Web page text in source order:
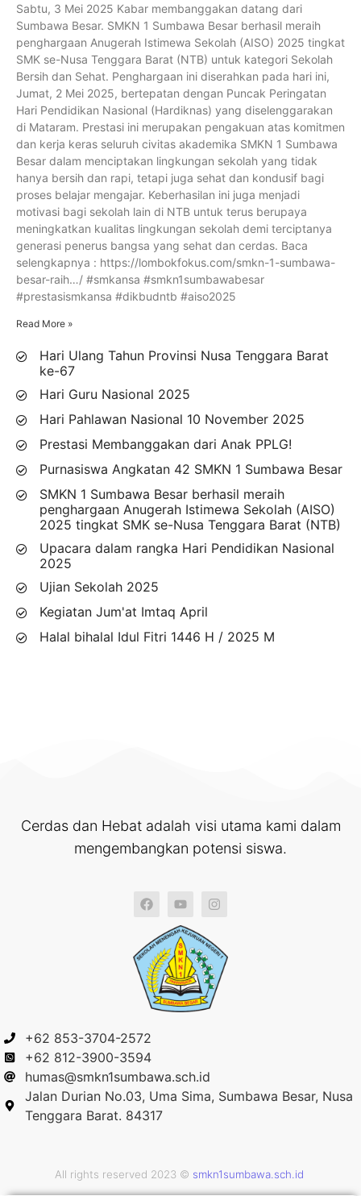
Sabtu, 3 Mei 2025 Kabar membanggakan datang dari
Sumbawa Besar. SMKN 1 Sumbawa Besar berhasil meraih
penghargaan Anugerah Istimewa Sekolah (AISO) 2025 tingkat
SMK se-Nusa Tenggara Barat (NTB) untuk kategori Sekolah
Bersih dan Sehat. Penghargaan ini diserahkan pada hari ini,
Jumat, 2 Mei 2025, bertepatan dengan Puncak Peringatan
Hari Pendidikan Nasional (Hardiknas) yang diselenggarakan
di Mataram. Prestasi ini merupakan pengakuan atas komitmen
dan kerja keras seluruh civitas akademika SMKN 1 Sumbawa
Besar dalam menciptakan lingkungan sekolah yang tidak
hanya bersih dan rapi, tetapi juga sehat dan kondusif bagi
proses belajar mengajar. Keberhasilan ini juga menjadi
motivasi bagi sekolah lain di NTB untuk terus berupaya
meningkatkan kualitas lingkungan sekolah demi terciptanya
generasi penerus bangsa yang sehat dan cerdas. Baca
selengkapnya : https://lombokfokus.com/smkn-1-sumbawa-
besar-raih…/ #smkansa #smkn1sumbawabesar
#prestasismkansa #dikbudntb #aiso2025
Read More »
Hari Ulang Tahun Provinsi Nusa Tenggara Barat
ke-67
Hari Guru Nasional 2025
Hari Pahlawan Nasional 10 November 2025
Prestasi Membanggakan dari Anak PPLG!
Purnasiswa Angkatan 42 SMKN 1 Sumbawa Besar
SMKN 1 Sumbawa Besar berhasil meraih
penghargaan Anugerah Istimewa Sekolah (AISO)
2025 tingkat SMK se-Nusa Tenggara Barat (NTB)
Upacara dalam rangka Hari Pendidikan Nasional
2025
Ujian Sekolah 2025
Kegiatan Jum'at Imtaq April
Halal bihalal Idul Fitri 1446 H / 2025 M
Cerdas dan Hebat adalah visi utama kami dalam
mengembangkan potensi siswa.
+62 853-3704-2572
+62 812-3900-3594
humas@smkn1sumbawa.sch.id
Jalan Durian No.03, Uma Sima, Sumbawa Besar, Nusa
Tenggara Barat. 84317
All rights reserved 2023 © smkn1sumbawa.sch.id